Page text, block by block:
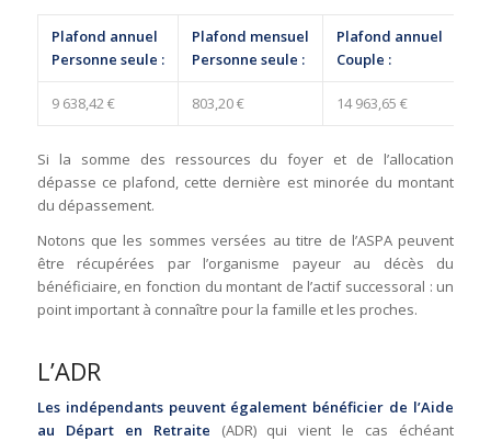
Plafond annuel
Personne seule :
Plafond mensuel
Personne seule :
Plafond annuel
Couple :
​9 638,42 € ​803,20 € ​14 963,65 €
Si la somme des ressources du foyer et de l’allocation
dépasse ce plafond, cette dernière est minorée du montant
du dépassement.
Notons que les sommes versées au titre de l’ASPA peuvent
être récupérées par l’organisme payeur au décès du
bénéficiaire, en fonction du montant de l’actif successoral : un
point important à connaître pour la famille et les proches.
L’ADR
Les indépendants peuvent également bénéficier de l’Aide
au Départ en Retraite (ADR) qui vient le cas échéant